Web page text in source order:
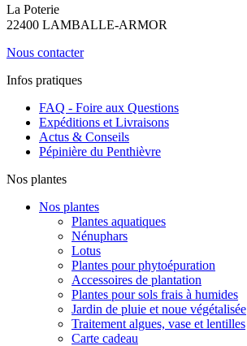
La Poterie
22400 LAMBALLE-ARMOR
Nous contacter
Infos pratiques
FAQ - Foire aux Questions
Expéditions et Livraisons
Actus & Conseils
Pépinière du Penthièvre
Nos plantes
Nos plantes
Plantes aquatiques
Nénuphars
Lotus
Plantes pour phytoépuration
Accessoires de plantation
Plantes pour sols frais à humides
Jardin de pluie et noue végétalisée
Traitement algues, vase et lentilles
Carte cadeau